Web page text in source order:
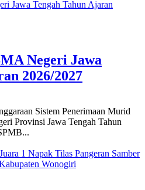
Negeri Jawa
2026/2027
Sistem Penerimaan Murid
Provinsi Jawa Tengah Tahun